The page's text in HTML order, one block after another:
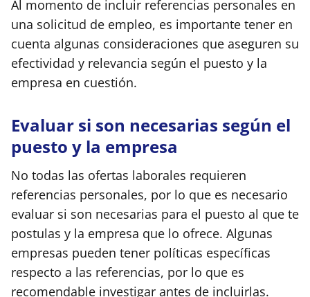
Al momento de incluir referencias personales en
una solicitud de empleo, es importante tener en
cuenta algunas consideraciones que aseguren su
efectividad y relevancia según el puesto y la
empresa en cuestión.
Evaluar si son necesarias según el
puesto y la empresa
No todas las ofertas laborales requieren
referencias personales, por lo que es necesario
evaluar si son necesarias para el puesto al que te
postulas y la empresa que lo ofrece. Algunas
empresas pueden tener políticas específicas
respecto a las referencias, por lo que es
recomendable investigar antes de incluirlas.